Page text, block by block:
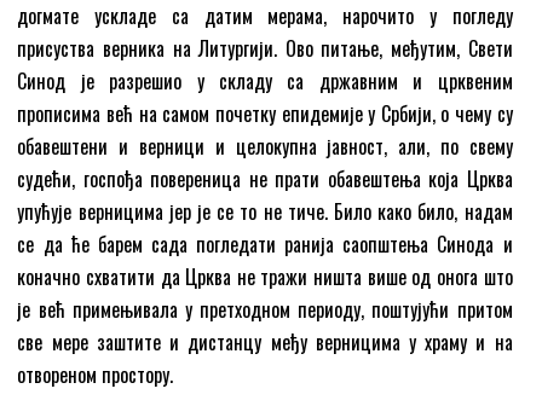
догмате ускладе са датим мерама, нарочито у погледу
присуства верника на Литургији. Ово питање, међутим, Свети
Синод је разрешио у складу са државним и црквеним
прописима већ на самом почетку епидемије у Србији, о чему су
обавештени и верници и целокупна јавност, али, по свему
судећи, госпођа повереница не прати обавештења која Црква
упућује верницима јер је се то не тиче. Било како било, надам
се да ће барем сада погледати ранија саопштења Синода и
коначно схватити да Црква не тражи ништа више од онога што
је већ примењивала у претходном периоду, поштујући притом
све мере заштите и дистанцу међу верницима у храму и на
отвореном простору.